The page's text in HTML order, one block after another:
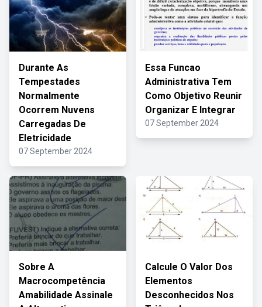
Durante As
Tempestades
Normalmente
Ocorrem Nuvens
Carregadas De
Eletricidade
07 September 2024
Essa Funcao
Administrativa Tem
Como Objetivo Reunir
Organizar E Integrar
07 September 2024
Sobre A
Macrocompetência
Amabilidade Assinale
Calcule O Valor Dos
Elementos
Desconhecidos Nos